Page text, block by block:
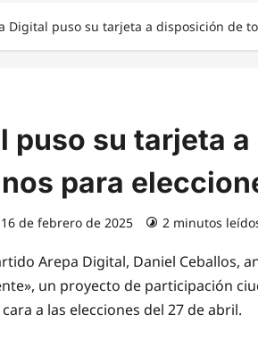
Digital puso su tarjeta a disposición de
puso su tarjeta
para
16 de febrero de 2025 2 minutos
Arepa Digital, Daniel Ceballos,
un proyecto de participación
a las elecciones del 27 de abril.